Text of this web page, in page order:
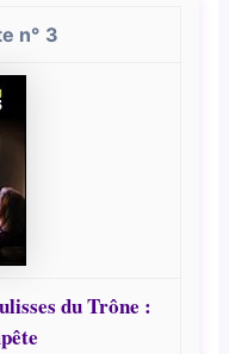
3
du Trône :